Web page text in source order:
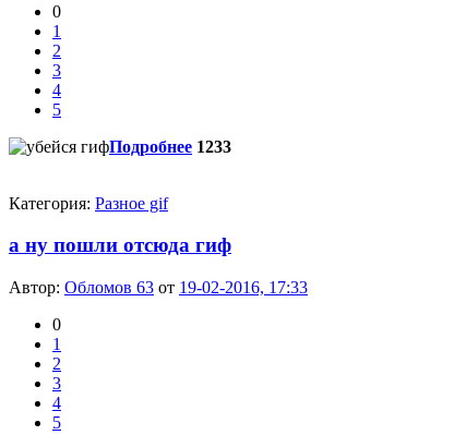
0
1
2
3
4
5
Подробнее 1233
Категория: Разное gif
а ну пошли отсюда гиф
Автор: Обломов 63 от 19-02-2016, 17:33
0
1
2
3
4
5